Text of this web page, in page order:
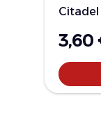
Citadel
3,60